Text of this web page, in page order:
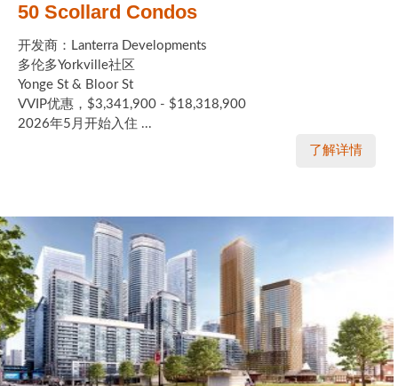
50 Scollard Condos
开发商：Lanterra Developments
多伦多Yorkville社区
Yonge St & Bloor St
VVIP优惠，$3,341,900 - $18,318,900
2026年5月开始入住 ...
了解详情